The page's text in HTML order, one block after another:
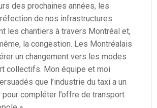
des prochaines années, les
de nos infrastructures
les chantiers à travers Montréal et,
la congestion. Les Montréalais
un changement vers les modes
collectifs. Mon équipe et moi
que l’industrie du taxi a un
pour compléter l’offre de transport